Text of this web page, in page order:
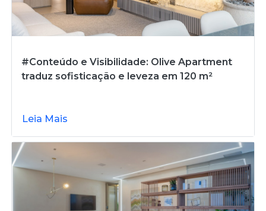
#Conteúdo e Visibilidade: Olive Apartment
traduz sofisticação e leveza em 120 m²
Leia Mais